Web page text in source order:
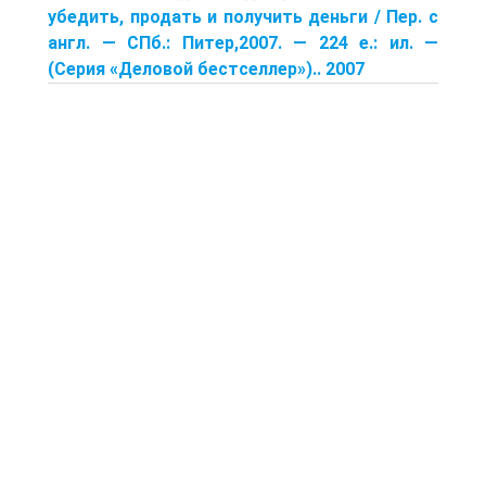
убедить, продать и получить деньги / Пер. с
англ. — СПб.: Питер,2007. — 224 е.: ил. —
(Серия «Деловой бестселлер»).. 2007